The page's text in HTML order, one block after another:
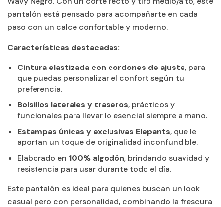
pantalón está pensado para acompañarte en cada
paso con un calce confortable y moderno.
Características destacadas:
Cintura elastizada con cordones de ajuste, para
que puedas personalizar el confort según tu
preferencia.
Bolsillos laterales y traseros, prácticos y
funcionales para llevar lo esencial siempre a mano.
Estampas únicas y exclusivas Elepants, que le
aportan un toque de originalidad inconfundible.
Elaborado en 100% algodón, brindando suavidad y
resistencia para usar durante todo el día.
Este pantalón es ideal para quienes buscan un look
casual pero con personalidad, combinando la frescura